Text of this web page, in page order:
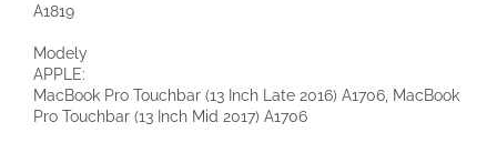
A1819
Modely
APPLE:
MacBook Pro Touchbar (13 Inch Late 2016) A1706, MacBook
Pro Touchbar (13 Inch Mid 2017) A1706